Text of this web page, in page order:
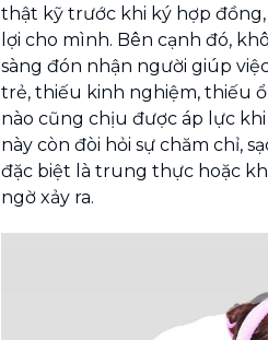
thật kỹ trước khi ký hợp
lợi cho mình. Bên cạnh đó,
sàng đón nhận người giúp
trẻ, thiếu kinh nghiệm, thiếu
nào cũng chịu được áp lực
này còn đòi hỏi sự chăm chỉ,
đặc biệt là trung thực hoặc
ngờ xảy ra.